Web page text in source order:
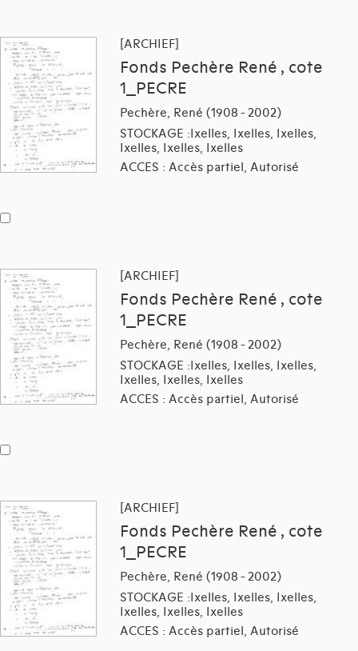
[ARCHIEF]
Fonds Pechère René , cote
1_PECRE
Pechère, René (1908 - 2002)
STOCKAGE :Ixelles, Ixelles, Ixelles,
Ixelles, Ixelles, Ixelles
ACCES : Accès partiel, Autorisé
[ARCHIEF]
Fonds Pechère René , cote
1_PECRE
Pechère, René (1908 - 2002)
STOCKAGE :Ixelles, Ixelles, Ixelles,
Ixelles, Ixelles, Ixelles
ACCES : Accès partiel, Autorisé
[ARCHIEF]
Fonds Pechère René , cote
1_PECRE
Pechère, René (1908 - 2002)
STOCKAGE :Ixelles, Ixelles, Ixelles,
Ixelles, Ixelles, Ixelles
ACCES : Accès partiel, Autorisé